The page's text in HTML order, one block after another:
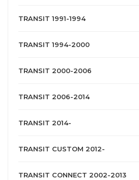
TRANSIT 1991-1994
TRANSIT 1994-2000
TRANSIT 2000-2006
TRANSIT 2006-2014
TRANSIT 2014-
TRANSIT CUSTOM 2012-
TRANSIT CONNECT 2002-2013